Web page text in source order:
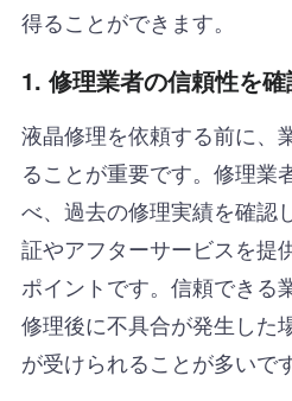
得ることができます。
1. 修理業者の信頼性を
液晶修理を依頼する前に、
ることが重要です。修理業
べ、過去の修理実績を確認
証やアフターサービスを提
ポイントです。信頼できる
修理後に不具合が発生した
が受けられることが多いです